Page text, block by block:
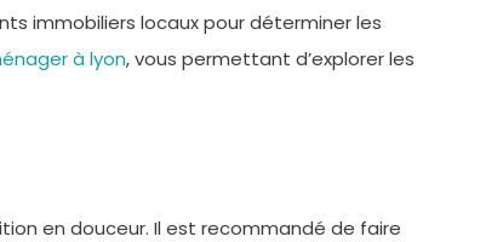
immobiliers locaux pour déterminer les
à lyon, vous permettant d’explorer les
en douceur. Il est recommandé de faire